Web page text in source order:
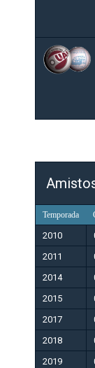
Temporada
2010
2011
2014
2015
2017
2018
2019